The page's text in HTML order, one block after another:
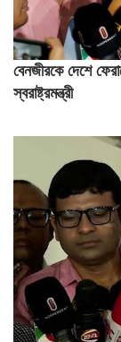
বেনজীরকে দেশে
স্বরাষ্ট্রমন্ত্রী